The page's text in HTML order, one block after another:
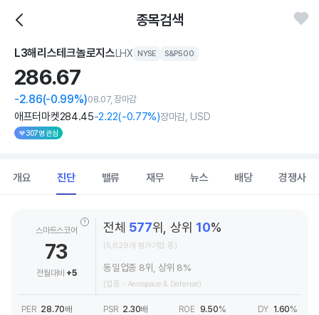
종목검색
L3해리스테크놀로지스LHX NYSE S&P500
286.67
-2.86(-0.99%)08.07, 장마감
애프터마켓284.45-2.22(-0.77%)장마감, USD
307명 관심
개요 진단 밸류 재무 뉴스 배당 경쟁사
스마트스코어
73
전월대비 +5
전체 577위, 상위 10%
(5,629개 평가기업 중)
동일업종 8위, 상위 8%
(업종 - Aerospace & Defense)
PER 28.70배 PSR 2.30배 ROE 9.50% DY 1.60%